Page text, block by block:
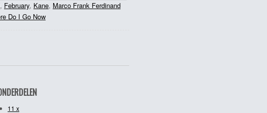
, February, Kane, Marco Frank Ferdinand
Do I Go Now
11 x